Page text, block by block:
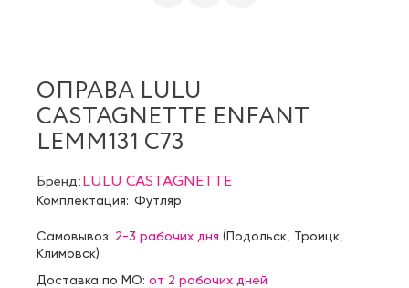
ОПРАВА LULU
CASTAGNETTE ENFANT
LEMM131 C73
Бренд:LULU CASTAGNETTE
Комплектация: Футляр
Самовывоз: 2-3 рабочих дня (Подольск Троицк
Климовск)
Доставка по МО: от 2 рабочих дней